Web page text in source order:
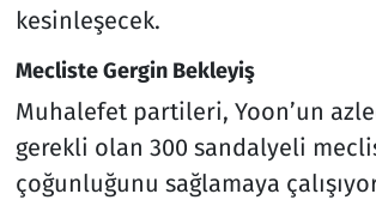
kesinleşecek.
Mecliste Gergin Bekleyiş
Muhalefet partileri, Yoon’un
gerekli olan 300 sandalyeli
çoğunluğunu sağlamaya